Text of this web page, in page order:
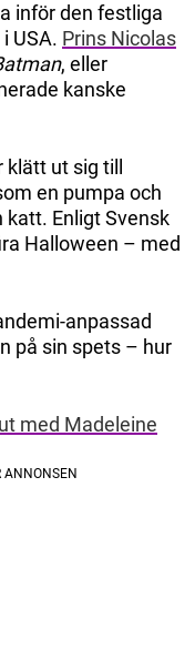
inför den festliga
USA. Prins Nicolas
, eller
kanske
ut sig till
en pumpa och
katt. Enligt Svensk
Halloween – med
anpassad
på sin spets – hur
med Madeleine